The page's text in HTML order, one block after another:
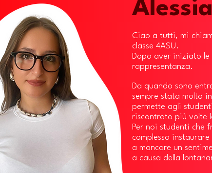
Ciao a tutti, mi
classe 4ASU.
Dopo aver iniziato
rappresentanza.
Da quando sono
sempre stata molto
permette agli
riscontrato più volte
Per noi studenti che
complesso
a mancare un
a causa della